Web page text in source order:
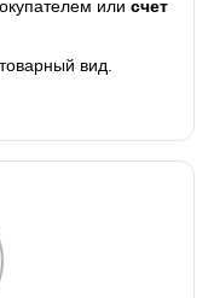
или счет
вид.